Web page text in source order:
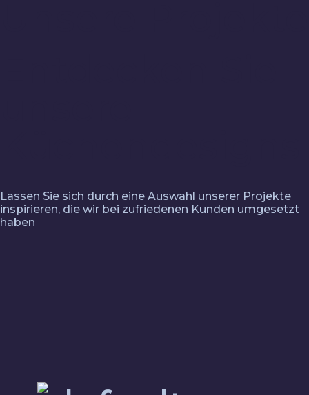
Lassen Sie sich durch eine Auswahl unserer Projekte
inspirieren, die wir bei zufriedenen Kunden umgesetzt
haben